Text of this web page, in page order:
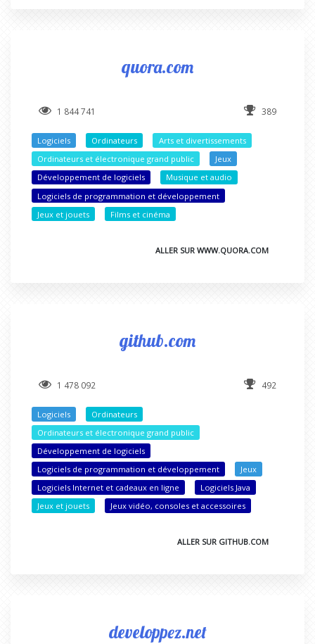
quora.com
1 844 741 389
Logiciels Ordinateurs
Arts et divertissements
Ordinateurs et électronique grand public
Jeux
Développement de logiciels
Musique et audio
Logiciels de programmation et développement
Jeux et jouets
Films et cinéma
ALLER SUR WWW.QUORA.COM
github.com
1 478 092 492
Logiciels
Ordinateurs
Ordinateurs et électronique grand public
Développement de logiciels
Logiciels de programmation et développement
Jeux
Logiciels Internet et cadeaux en ligne
Logiciels Java
Jeux et jouets
Jeux vidéo, consoles et accessoires
ALLER SUR GITHUB.COM
developpez.net